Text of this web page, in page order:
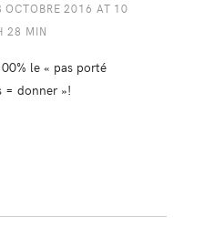
OCTOBRE 2016 AT 10
28 MIN
le « pas porté
= donner »!